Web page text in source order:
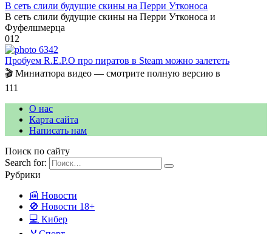
В сеть слили будущие скины на Перри Утконоса
В сеть слили будущие скины на Перри Утконоса и
Фуфелшмерца
012
Пробуем R.E.P.O про пиратов в Steam можно залететь
🎬 Миниатюра видео — смотрите полную версию в
111
О нас
Карта сайта
Написать нам
Поиск по сайту
Search for:
Рубрики
📰 Новости
🚫 Новости 18+
💻 Кибер